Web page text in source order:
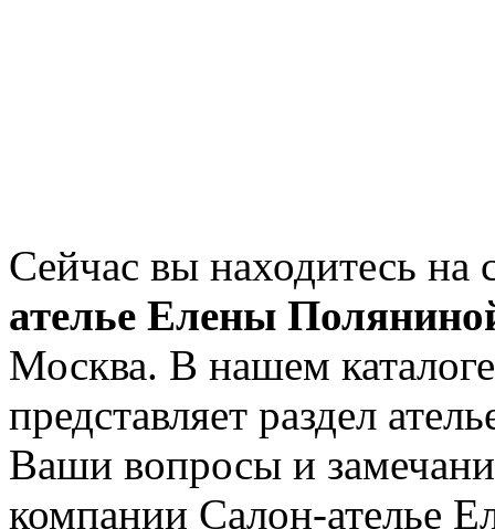
Сейчас вы находитесь на
ателье Елены
Москва. В нашем
представляет раздел
Ваши вопросы и
компании Салон-ателье